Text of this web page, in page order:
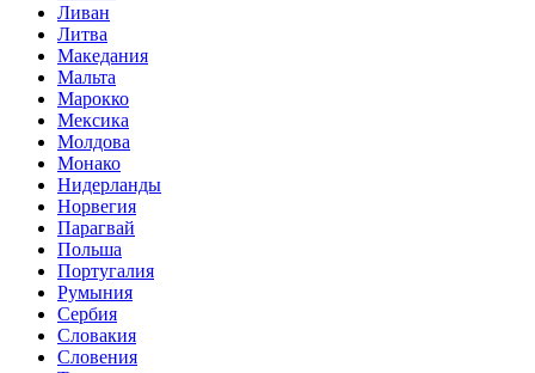
Ливан
Литва
Македания
Мальта
Марокко
Мексика
Молдова
Монако
Нидерланды
Норвегия
Парагвай
Польша
Португалия
Румыния
Сербия
Словакия
Словения